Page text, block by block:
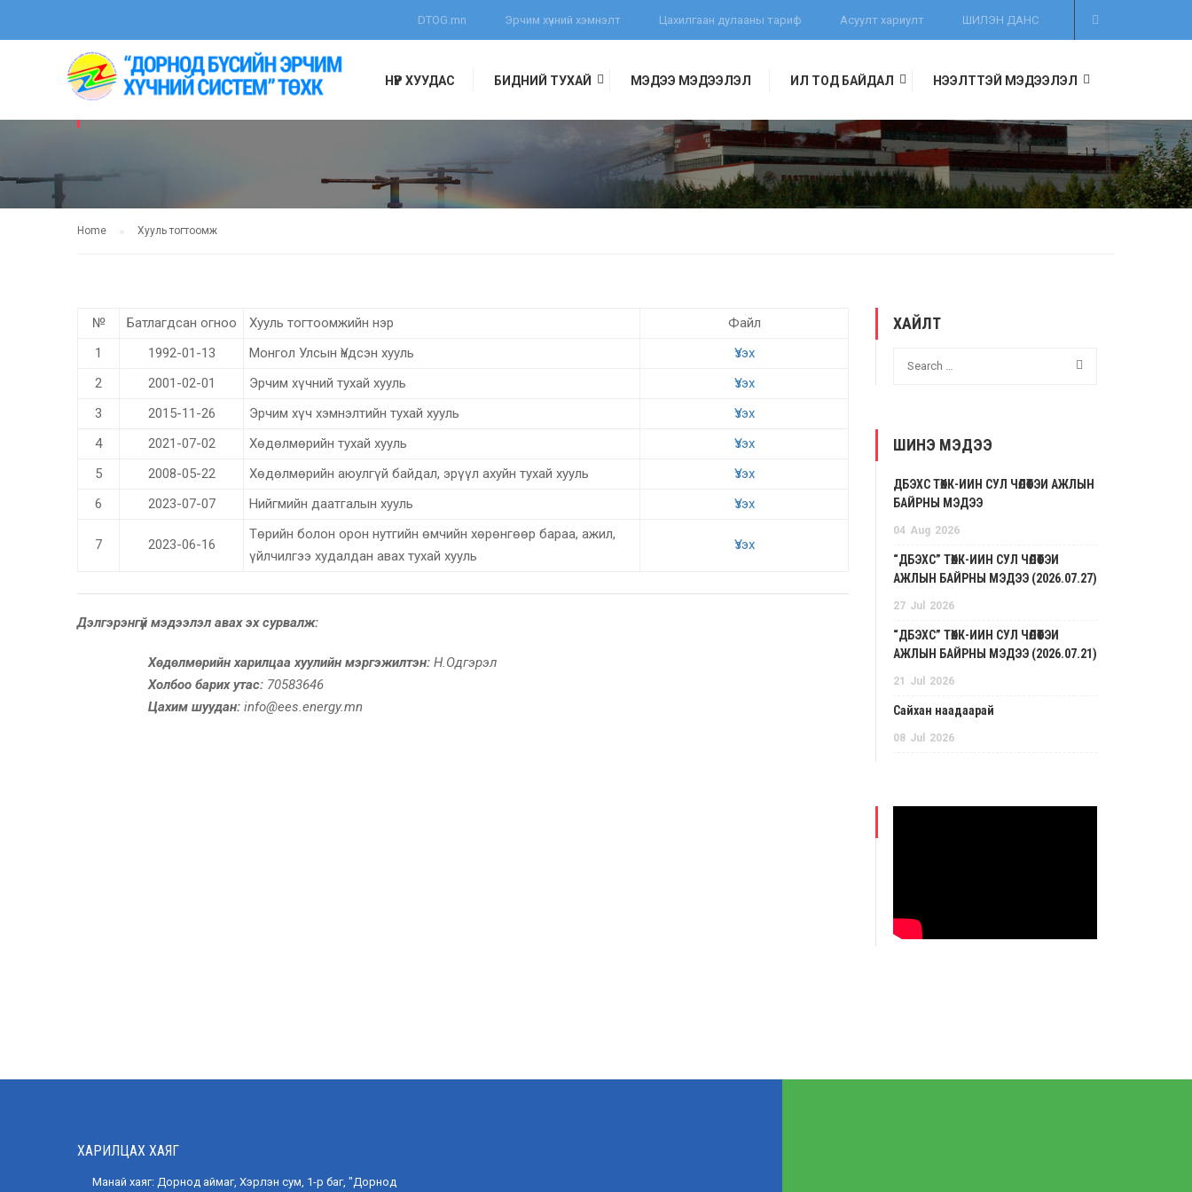
DTOG.mn Эрчим хүчний хэмнэлт Цахилгаан дулааны тариф Асуулт хариулт ШИЛЭН ДАНС
НҮҮР ХУУДАС БИДНИЙ ТУХАЙ МЭДЭЭ МЭДЭЭЛЭЛ ИЛ ТОД БАЙДАЛ НЭЭЛТТЭЙ МЭДЭЭЛЭЛ
ХУУЛЬ ТОГТООМЖ
Home Хууль тогтоомж
№ Батлагдсан огноо Хууль тогтоомжийн нэр
Файл
1
1992-01-13 Монгол Улсын Үндсэн хууль
Үзэх
2
2001-02-01 Эрчим хүчний тухай хууль
Үзэх
3
2015-11-26 Эрчим хүч хэмнэлтийн тухай хууль
Үзэх
4
2021-07-02 Хөдөлмөрийн тухай хууль
Үзэх
5
2008-05-22 Хөдөлмөрийн аюулгүй байдал, эрүүл ахуйн тухай хууль
Үзэх
6
2023-07-07 Нийгмийн даатгалын хууль Үзэх
7 2023-06-16
Төрийн болон орон нутгийн өмчийн хөрөнгөөр бараа, ажил,
үйлчилгээ худалдан авах тухай хууль
Үзэх
Дэлгэрэнгүй мэдээлэл авах эх сурвалж:
Хөдөлмөрийн харилцаа хуулийн мэргэжилтэн: Н.Одгэрэл
Холбоо барих утас: 70583646
Цахим шуудан: info@ees.energy.mn
ХАЙЛТ
ШИНЭ МЭДЭЭ
ДБЭХС ТӨХК-ИЙН СУЛ ЧӨЛӨӨТЭЙ АЖЛЫН
БАЙРНЫ МЭДЭЭ
04 Aug 2026
“ДБЭХС” ТӨХК-ИЙН СУЛ ЧӨЛӨӨТЭЙ
АЖЛЫН БАЙРНЫ МЭДЭЭ (2026.07.27)
27 Jul 2026
“ДБЭХС” ТӨХК-ИЙН СУЛ ЧӨЛӨӨТЭЙ
АЖЛЫН БАЙРНЫ МЭДЭЭ (2026.07.21)
21 Jul 2026
Сайхан наадаарай
08 Jul 2026
ХАРИЛЦАХ ХАЯГ
Манай хаяг: Дорнод аймаг, Хэрлэн сум, 1-р баг, "Дорнод